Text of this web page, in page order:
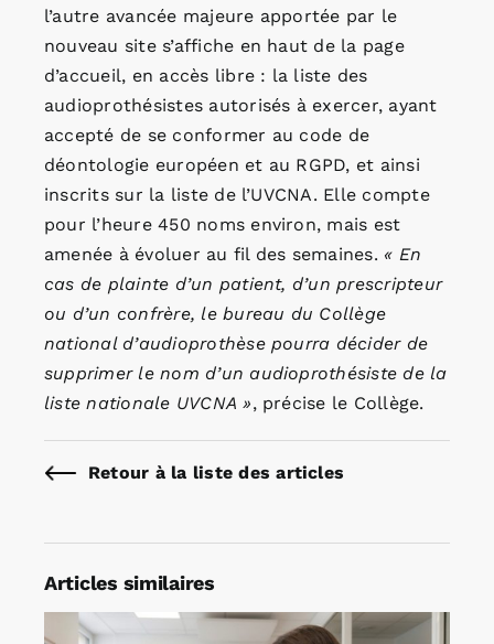
l’autre avancée majeure apportée par le
nouveau site s’affiche en haut de la page
d’accueil, en accès libre : la liste des
audioprothésistes autorisés à exercer, ayant
accepté de se conformer au code de
déontologie européen et au RGPD, et ainsi
inscrits sur la liste de l’UVCNA. Elle compte
pour l’heure 450 noms environ, mais est
amenée à évoluer au fil des semaines. « En
cas de plainte d’un patient, d’un prescripteur
ou d’un confrère, le bureau du Collège
national d’audioprothèse pourra décider de
supprimer le nom d’un audioprothésiste de la
liste nationale UVCNA », précise le Collège.
Retour à la liste des articles
Articles similaires